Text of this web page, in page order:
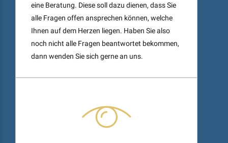
eine Beratung. Diese soll dazu dienen, dass Sie
alle Fragen offen ansprechen können, welche
Ihnen auf dem Herzen liegen. Haben Sie also
noch nicht alle Fragen beantwortet bekommen,
dann wenden Sie sich gerne an uns.